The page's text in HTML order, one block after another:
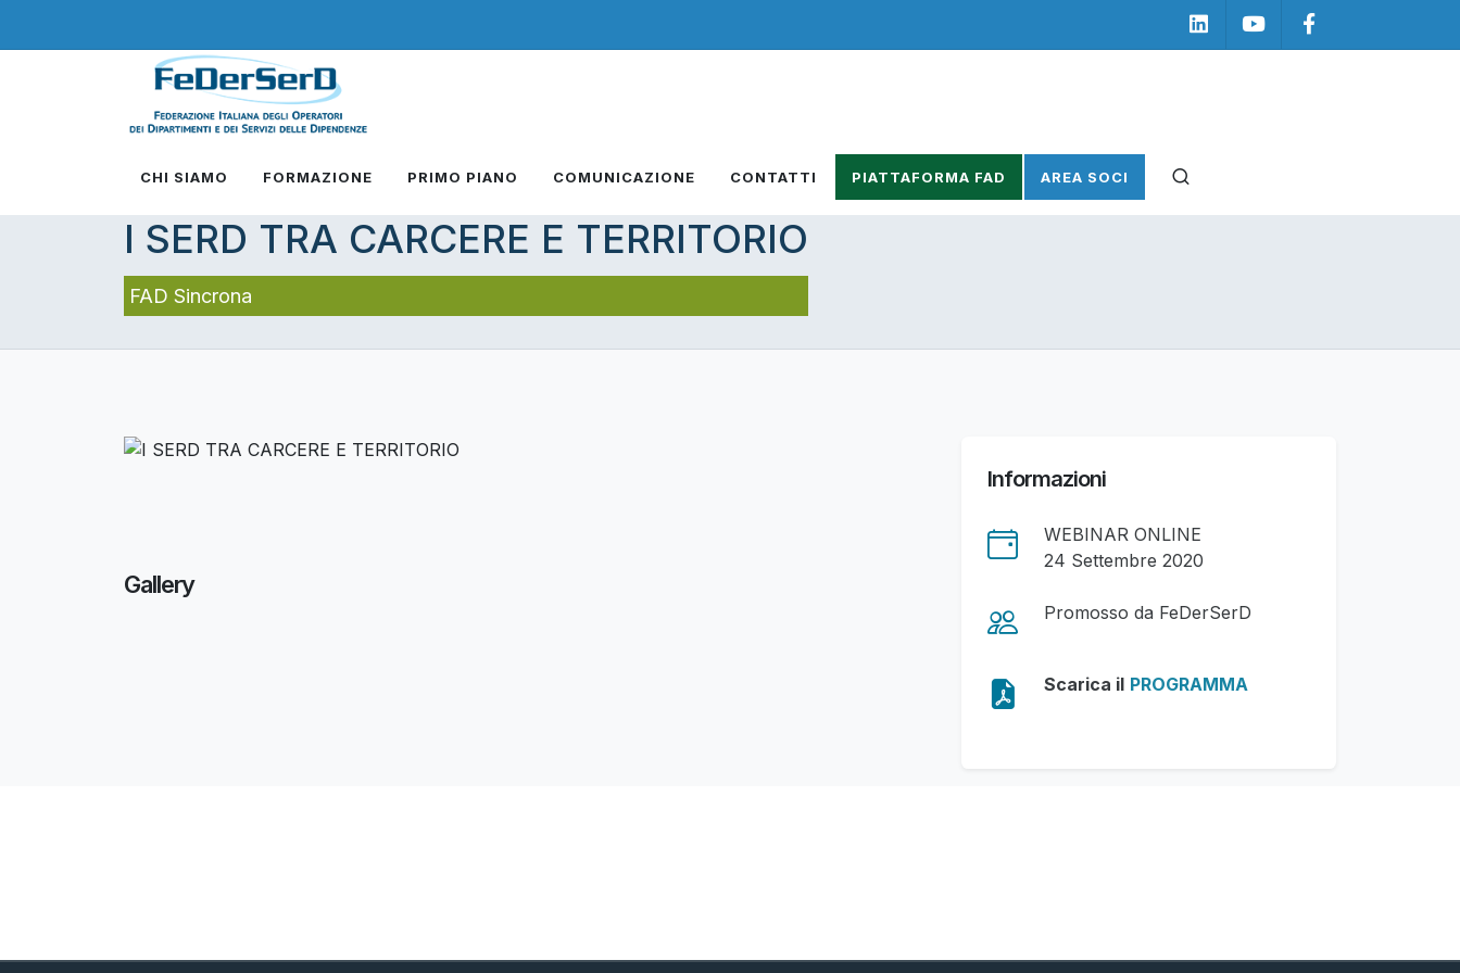
Linkedin Youtube
CHI SIAMO FORMAZIONE PRIMO PIANO COMUNICAZIONE CONTATTI PIATTAFORMA FAD AREA SOCI
I SERD TRA CARCERE E TERRITORIO
FAD Sincrona
Informazioni
WEBINAR ONLINE
24 Settembre 2020
Promosso da FeDerSerD
Scarica il PROGRAMMA
Gallery